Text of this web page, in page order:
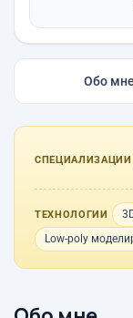
Обо мне
СПЕЦИАЛИЗАЦИИ
ТЕХНОЛОГИИ
Low-poly